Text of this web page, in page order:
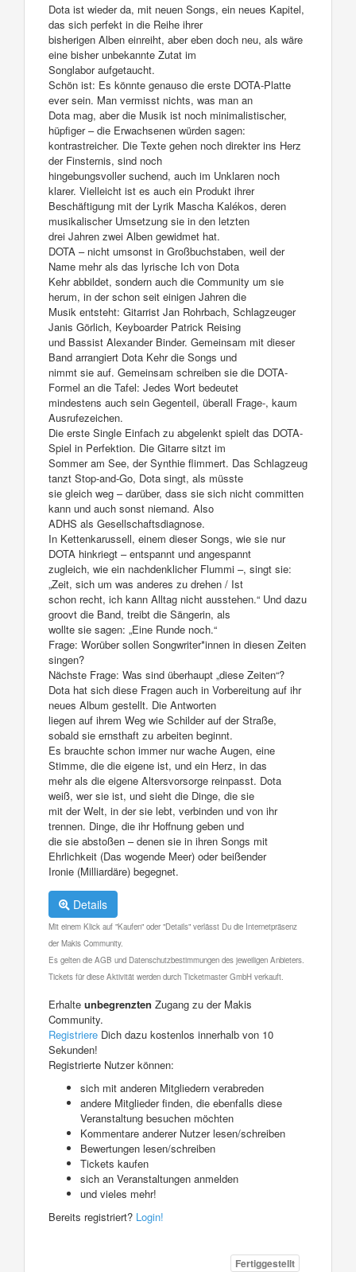
Dota ist wieder da, mit neuen Songs, ein neues Kapitel,
das sich perfekt in die Reihe ihrer
bisherigen Alben einreiht, aber eben doch neu, als wäre
eine bisher unbekannte Zutat im
Songlabor aufgetaucht.
Schön ist: Es könnte genauso die erste DOTA-Platte
ever sein. Man vermisst nichts, was man an
Dota mag, aber die Musik ist noch minimalistischer,
hüpfiger – die Erwachsenen würden sagen:
kontrastreicher. Die Texte gehen noch direkter ins Herz
der Finsternis, sind noch
hingebungsvoller suchend, auch im Unklaren noch
klarer. Vielleicht ist es auch ein Produkt ihrer
Beschäftigung mit der Lyrik Mascha Kalékos, deren
musikalischer Umsetzung sie in den letzten
drei Jahren zwei Alben gewidmet hat.
DOTA – nicht umsonst in Großbuchstaben, weil der
Name mehr als das lyrische Ich von Dota
Kehr abbildet, sondern auch die Community um sie
herum, in der schon seit einigen Jahren die
Musik entsteht: Gitarrist Jan Rohrbach, Schlagzeuger
Janis Görlich, Keyboarder Patrick Reising
und Bassist Alexander Binder. Gemeinsam mit dieser
Band arrangiert Dota Kehr die Songs und
nimmt sie auf. Gemeinsam schreiben sie die DOTA-
Formel an die Tafel: Jedes Wort bedeutet
mindestens auch sein Gegenteil, überall Frage-, kaum
Ausrufezeichen.
Die erste Single Einfach zu abgelenkt spielt das DOTA-
Spiel in Perfektion. Die Gitarre sitzt im
Sommer am See, der Synthie flimmert. Das Schlagzeug
tanzt Stop-and-Go, Dota singt, als müsste
sie gleich weg – darüber, dass sie sich nicht committen
kann und auch sonst niemand. Also
ADHS als Gesellschaftsdiagnose.
In Kettenkarussell, einem dieser Songs, wie sie nur
DOTA hinkriegt – entspannt und angespannt
zugleich, wie ein nachdenklicher Flummi –, singt sie:
„Zeit, sich um was anderes zu drehen / Ist
schon recht, ich kann Alltag nicht ausstehen.“ Und dazu
groovt die Band, treibt die Sängerin, als
wollte sie sagen: „Eine Runde noch.“
Frage: Worüber sollen Songwriter*innen in diesen Zeiten
singen?
Nächste Frage: Was sind überhaupt „diese Zeiten“?
Dota hat sich diese Fragen auch in Vorbereitung auf ihr
neues Album gestellt. Die Antworten
liegen auf ihrem Weg wie Schilder auf der Straße,
sobald sie ernsthaft zu arbeiten beginnt.
Es brauchte schon immer nur wache Augen, eine
Stimme, die die eigene ist, und ein Herz, in das
mehr als die eigene Altersvorsorge reinpasst. Dota
weiß, wer sie ist, und sieht die Dinge, die sie
mit der Welt, in der sie lebt, verbinden und von ihr
trennen. Dinge, die ihr Hoffnung geben und
die sie abstoßen – denen sie in ihren Songs mit
Ehrlichkeit (Das wogende Meer) oder beißender
Ironie (Milliardäre) begegnet.
Details
Mit einem Klick auf "Kaufen" oder "Details" verlässt Du die Internetpräsenz
der Makis Community.
Es gelten die AGB und Datenschutzbestimmungen des jeweiligen Anbieters.
Tickets für diese Aktivität werden durch Ticketmaster GmbH verkauft.
Erhalte unbegrenzten Zugang zu der Makis
Community.
Registriere Dich dazu kostenlos innerhalb von 10
Sekunden!
Registrierte Nutzer können:
sich mit anderen Mitgliedern verabreden
andere Mitglieder finden, die ebenfalls diese
Veranstaltung besuchen möchten
Kommentare anderer Nutzer lesen/schreiben
Bewertungen lesen/schreiben
Tickets kaufen
sich an Veranstaltungen anmelden
und vieles mehr!
Bereits registriert? Login!
Fertiggestellt